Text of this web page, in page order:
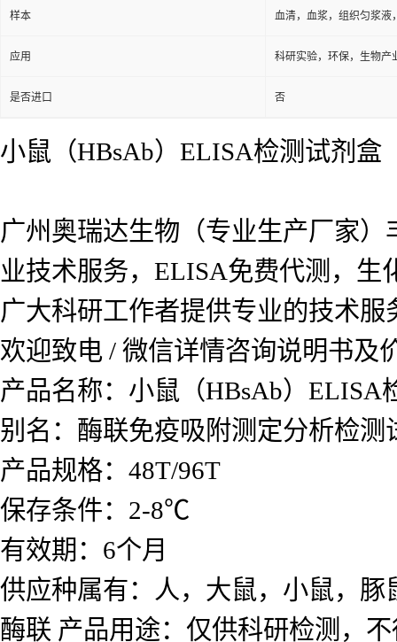
样本 血清，血浆，组织匀浆液
应用 科研实验，环保，生物产
是否进口 否
小鼠（HBsAb）ELISA检测试剂盒
广州奥瑞达生物（专业生产厂家
业技术服务，ELISA免费代测，生
广大科研工作者提供专业的技术
欢迎致电 / 微信详情咨询说明书及
产品名称： 小鼠（HBsAb）ELISA
别名：酶联免疫吸附测定分析检测
产品规格：48T/96T
保存条件：2-8℃
有效期：6个月
供应种属有：人，大鼠，小鼠，
酶联 产品用途：仅供科研检测，